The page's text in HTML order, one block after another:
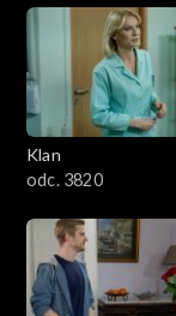
Klan
odc. 3820